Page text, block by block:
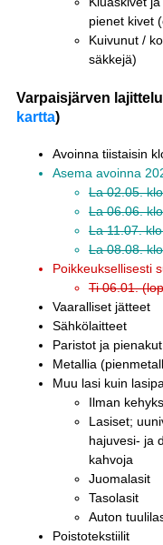
pienet kivet
Kuivunut /
säkkejä)
Varpaisjärven
kartta)
Avoinna tiistaisin
Asema avoinna
La 02.05.
La 06.06.
La 11.07.
La 08.08.
Poikkeuksellisesti
Ti 06.01.
Vaaralliset jätteet
Sähkölaitteet
Paristot ja pienakut
Metallia
Muu lasi kuin
Ilman
Lasiset;
hajuvesi- ja
kahvoja
Juomalasit
Tasolasit
Auton
Poistotekstiilit